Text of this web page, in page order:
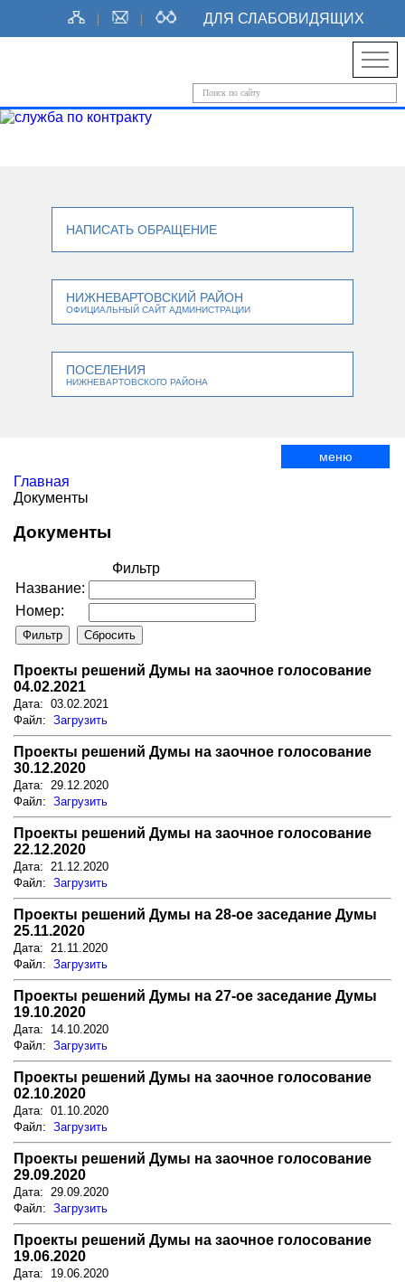
ДЛЯ СЛАБОВИДЯЩИХ
НАПИСАТЬ ОБРАЩЕНИЕ
НИЖНЕВАРТОВСКИЙ РАЙОН
ОФИЦИАЛЬНЫЙ САЙТ АДМИНИСТРАЦИИ
ПОСЕЛЕНИЯ
НИЖНЕВАРТОВСКОГО РАЙОНА
меню
Главная
Документы
Документы
Фильтр
Название:
Номер:
Проекты решений Думы на заочное голосование
04.02.2021
Дата: 03.02.2021
Файл: Загрузить
Проекты решений Думы на заочное голосование
30.12.2020
Дата: 29.12.2020
Файл: Загрузить
Проекты решений Думы на заочное голосование
22.12.2020
Дата: 21.12.2020
Файл: Загрузить
Проекты решений Думы на 28-ое заседание Думы
25.11.2020
Дата: 21.11.2020
Файл: Загрузить
Проекты решений Думы на 27-ое заседание Думы
19.10.2020
Дата: 14.10.2020
Файл: Загрузить
Проекты решений Думы на заочное голосование
02.10.2020
Дата: 01.10.2020
Файл: Загрузить
Проекты решений Думы на заочное голосование
29.09.2020
Дата: 29.09.2020
Файл: Загрузить
Проекты решений Думы на заочное голосование
19.06.2020
Дата: 19.06.2020